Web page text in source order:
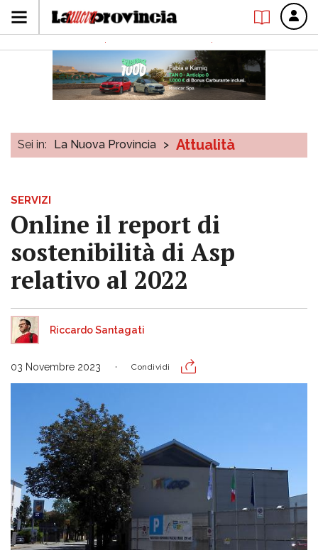
Sei in: La Nuova Provincia > Attualità
SERVIZI
Online il report di
sostenibilità di Asp
relativo al 2022
Riccardo Santagati
03 Novembre 2023 Condividi